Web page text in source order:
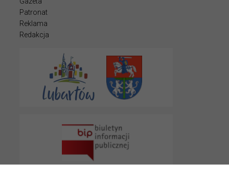
Patronat
Reklama
Redakcja